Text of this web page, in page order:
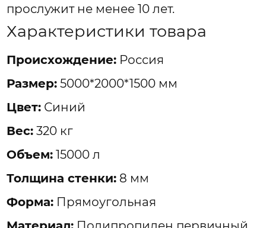
прослужит не менее 10 лет.
Характеристики товара
Проиcхождение: Россия
Размер: 5000*2000*1500 мм
Цвет: Синий
Вес: 320 кг
Объем: 15000 л
Толщина стенки: 8 мм
Форма: Прямоугольная